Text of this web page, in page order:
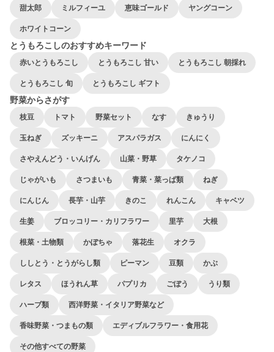
甜太郎 ミルフィーユ 恵味ゴールド ヤングコーン
ホワイトコーン
とうもろこしのおすすめキーワード
赤いとうもろこし とうもろこし 甘い とうもろこし 朝採れ
とうもろこし 旬 とうもろこし ギフト
野菜からさがす
枝豆 トマト 野菜セット なす きゅうり
玉ねぎ ズッキーニ アスパラガス にんにく
さやえんどう・いんげん 山菜・野草 タケノコ
じゃがいも さつまいも 青菜・菜っぱ類 ねぎ
にんじん 長芋・山芋 きのこ れんこん キャベツ
生姜 ブロッコリー・カリフラワー 里芋 大根
根菜・土物類 かぼちゃ 落花生 オクラ
ししとう・とうがらし類 ピーマン 豆類 かぶ
レタス ほうれん草 パプリカ ごぼう うり類
ハーブ類 西洋野菜・イタリア野菜など
香味野菜・つまもの類 エディブルフラワー・食用花
その他すべての野菜